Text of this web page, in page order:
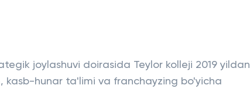
joylashuvi doirasida Teylor kolleji 2019 yildan
kasb-hunar ta'limi va franchayzing bo'yicha